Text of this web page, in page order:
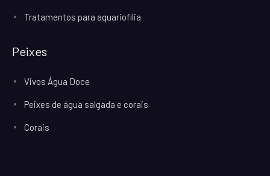
Tratamentos para aquariofilia
Peixes
Vivos Água Doce
Peixes de água salgada e corais
Corais